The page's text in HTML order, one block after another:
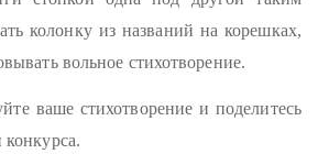
колонку из названий на корешках,
вольное стихотворение.
ваше стихотворение и поделитесь